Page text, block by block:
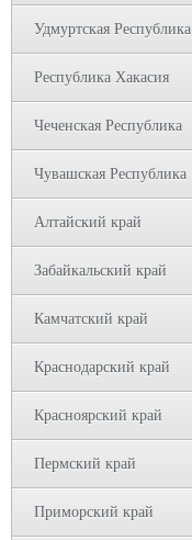
Удмуртская Республика
Республика Хакасия
Чеченская Республика
Чувашская Республика
Алтайский край
Забайкальский край
Камчатский край
Краснодарский край
Красноярский край
Пермский край
Приморский край